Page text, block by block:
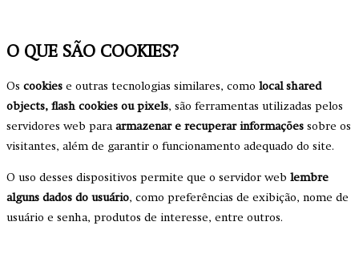
O QUE SÃO COOKIES?
Os cookies e outras tecnologias similares, como local shared
objects, flash cookies ou pixels, são ferramentas utilizadas pelos
servidores web para armazenar e recuperar informações sobre os
visitantes, além de garantir o funcionamento adequado do site.
O uso desses dispositivos permite que o servidor web lembre
alguns dados do usuário, como preferências de exibição, nome de
usuário e senha, produtos de interesse, entre outros.